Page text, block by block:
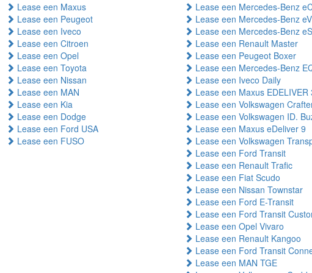
Lease een Maxus
Lease een Peugeot
Lease een Iveco
Lease een Citroen
Lease een Opel
Lease een Toyota
Lease een Nissan
Lease een MAN
Lease een Kia
Lease een Dodge
Lease een Ford USA
Lease een FUSO
Lease een Mercedes-Benz
Lease een Mercedes-Benz
Lease een Mercedes-Benz
Lease een Renault Master
Lease een Peugeot Boxer
Lease een Mercedes-Benz
Lease een Iveco Daily
Lease een Maxus EDELIVER
Lease een Volkswagen
Lease een Volkswagen ID.
Lease een Maxus eDeliver 9
Lease een Volkswagen
Lease een Ford Transit
Lease een Renault Trafic
Lease een Fiat Scudo
Lease een Nissan Townstar
Lease een Ford E-Transit
Lease een Ford Transit
Lease een Opel Vivaro
Lease een Renault Kangoo
Lease een Ford Transit
Lease een MAN TGE